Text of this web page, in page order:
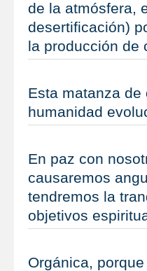
de la atmósfera,
desertificación)
la producción de
Esta matanza
humanidad
En paz con
causaremos
tendremos la
objetivos
Orgánica,